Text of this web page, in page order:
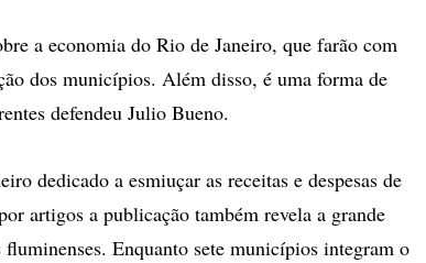
a economia do Rio de Janeiro, que farão com
dos municípios. Além disso, é uma forma de
defendeu Julio Bueno.
dedicado a esmiuçar as receitas e despesas de
artigos a publicação também revela a grande
fluminenses. Enquanto sete municípios integram o